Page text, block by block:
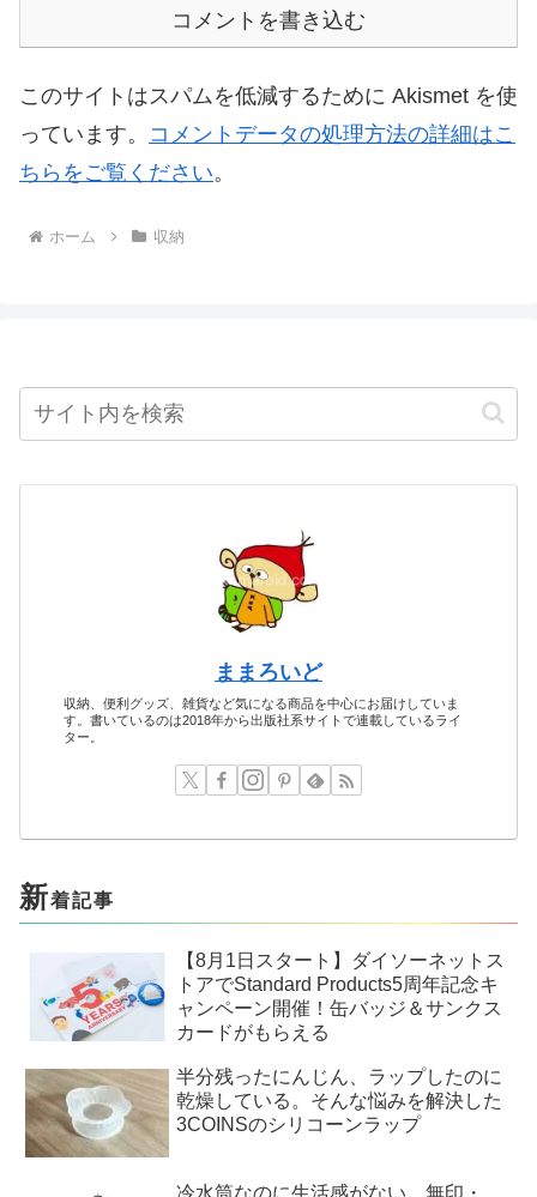
コメントを書き込む
このサイトはスパムを低減するために Akismet を使
っています。 コメントデータの処理方法の詳細はこ
ちらをご覧ください。
ホーム 収納
ままろいど
収納、便利グッズ、雑貨など気になる商品を中心にお届けしていま
す。書いているのは2018年から出版社系サイトで連載しているライ
ター。
新着記事
【8月1日スタート】ダイソーネットス
トアでStandard Products5周年記念キ
ャンペーン開催！缶バッジ＆サンクス
カードがもらえる
半分残ったにんじん、ラップしたのに
乾燥している。そんな悩みを解決した
3COINSのシリコーンラップ